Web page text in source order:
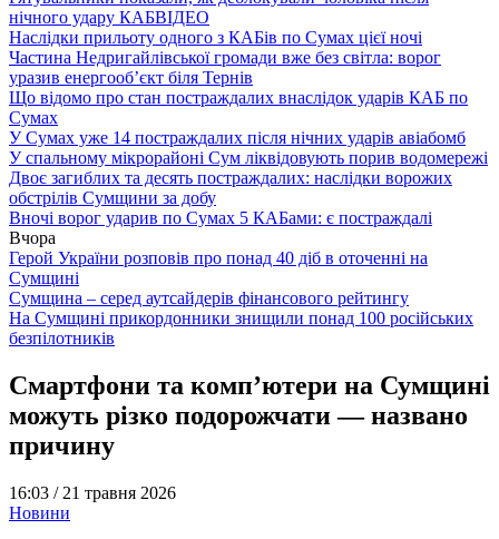
нічного удару КАБВІДЕО
Наслідки прильоту одного з КАБів по Сумах цієї ночі
Частина Недригайлівської громади вже без світла: ворог
уразив енергооб’єкт біля Тернів
Що відомо про стан постраждалих внаслідок ударів КАБ по
Сумах
У Сумах уже 14 постраждалих після нічних ударів авіабомб
У спальному мікрорайоні Сум ліквідовують порив водомережі
Двоє загиблих та десять постраждалих: наслідки ворожих
обстрілів Сумщини за добу
Вночі ворог ударив по Сумах 5 КАБами: є постраждалі
Вчора
Герой України розповів про понад 40 діб в оточенні на
Сумщині
Сумщина – серед аутсайдерів фінансового рейтингу
На Сумщині прикордонники знищили понад 100 російських
безпілотників
Cмартфони та комп’ютери на Сумщині
можуть різко подорожчати — названо
причину
16:03 / 21 травня 2026
Новини